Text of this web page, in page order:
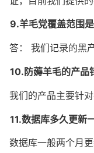
9.羊毛党覆盖范围
答： 我们记录的黑
10.防薅羊毛的产品
我们的产品主要针
11.数据库多久更新
数据库一般两个月